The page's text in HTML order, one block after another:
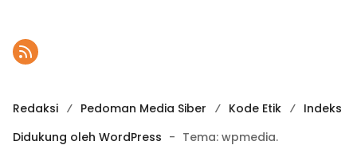
Redaksi Pedoman Media Siber Kode Etik
Indeks
Didukung oleh WordPress - Tema: wpmedia.